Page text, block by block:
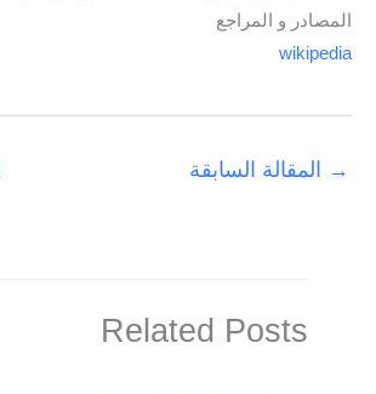
المصادر و المراجع
wikipedia
→ المقالة السابقة
Related Posts